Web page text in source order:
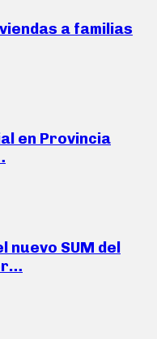
a familias
en Provincia
nuevo SUM del